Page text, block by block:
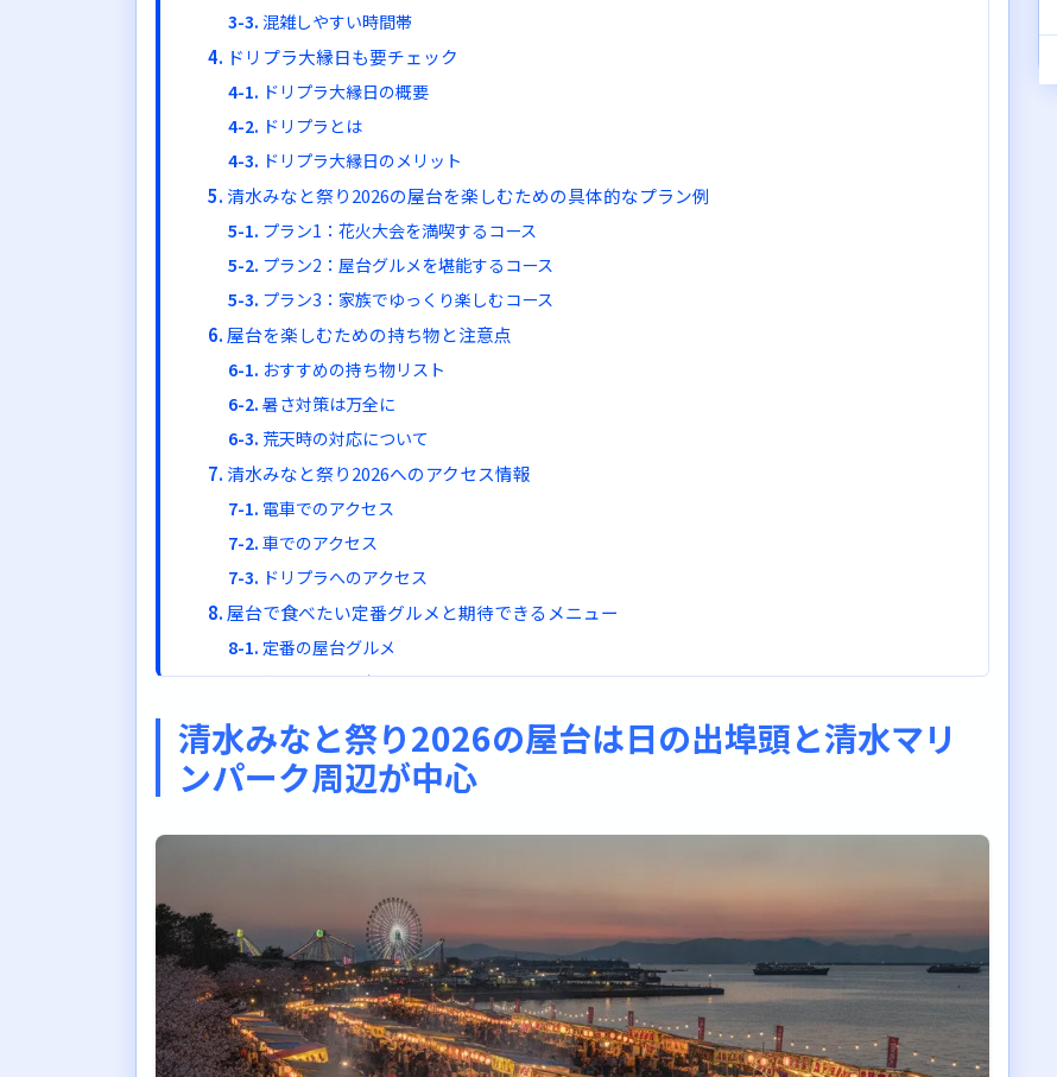
混雑しやすい時間帯
ドリプラ大縁日も要チェック
ドリプラ大縁日の概要
ドリプラとは
ドリプラ大縁日のメリット
清水みなと祭り2026の屋台を楽しむための具体的なプラン例
プラン1：花火大会を満喫するコース
プラン2：屋台グルメを堪能するコース
プラン3：家族でゆっくり楽しむコース
屋台を楽しむための持ち物と注意点
おすすめの持ち物リスト
暑さ対策は万全に
荒天時の対応について
清水みなと祭り2026へのアクセス情報
電車でのアクセス
車でのアクセス
ドリプラへのアクセス
屋台で食べたい定番グルメと期待できるメニュー
定番の屋台グルメ
キッチンカーならではのメニュー
清水みなと祭り2026の屋台情報まとめ
押さえておきたいポイント
清水みなと祭り2026の屋台は日の出埠頭と清水マリ
ンパーク周辺が中心